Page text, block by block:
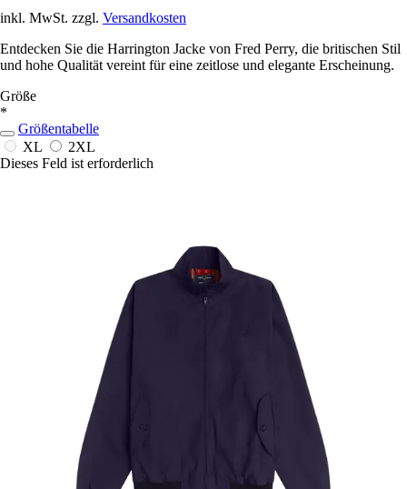
inkl. MwSt. zzgl. Versandkosten
Entdecken Sie die Harrington Jacke von Fred Perry, die britischen Stil
und hohe Qualität vereint für eine zeitlose und elegante Erscheinung.
Größe
*
Größentabelle
XL
2XL
Dieses Feld ist erforderlich